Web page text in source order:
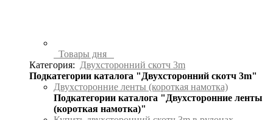
Товары дня
Категория:
Двухсторонний скотч 3m
Подкатегории каталога "Двухсторонний скотч 3m"
Двухсторонние ленты (короткая намотка)
Подкатегории каталога "Двухсторонние ленты
(короткая намотка)"